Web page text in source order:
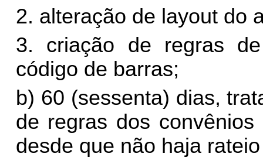
2. alteração de layout do
3. criação de regras
código de barras;
b) 60 (sessenta) dias,
de regras dos
desde que não haja